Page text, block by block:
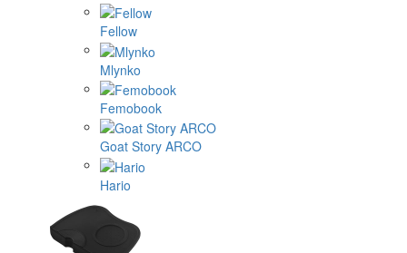
Fellow
Mlynko
Femobook
Goat Story ARCO
Hario